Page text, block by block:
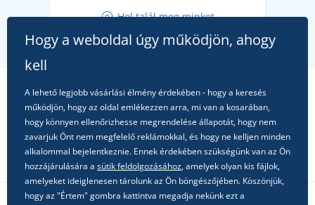
alkalomra!
Hol talál meg minket
Hogy a weboldal úgy működjön, ahogy
kell
A lehető legjobb vásárlási élmény érdekében - hogy a keresés
működjön, hogy az oldal emlékezzen arra, mi van a kosarában,
hogy könnyen ellenőrizhesse megrendelése állapotát, hogy nem
zavarjuk Önt nem megfelelő reklámokkal, és hogy ne kelljen minden
alkalommal bejelentkeznie. Ennek érdekében szükségünk van az Ön
hozzájárulására a sütik feldolgozásához, amelyek olyan kis fájlok,
amelyeket ideiglenesen tárolunk az Ön böngészőjében. Köszönjük,
hogy az "Értem" gombra kattintva megadja nekünk ezt a